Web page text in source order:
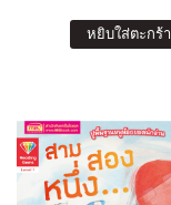
หยิบใส่ตะกร้า